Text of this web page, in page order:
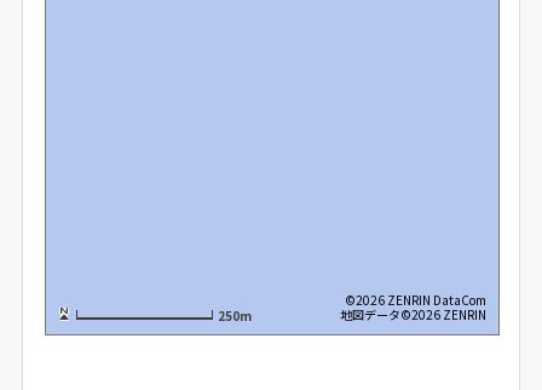
250m
©2026 ZENRIN DataCom
地図データ©2026 ZENRIN